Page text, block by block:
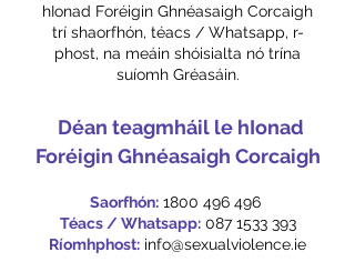
hIonad Foréigin Ghnéasaigh Corcaigh
trí shaorfhón, téacs / Whatsapp, r-
phost, na meáin shóisialta nó trína
suíomh Gréasáin.
Déan teagmháil le hIonad
Foréigin Ghnéasaigh Corcaigh
Saorfhón: 1800 496 496
Téacs / Whatsapp: 087 1533 393
Ríomhphost: info@sexualviolence.ie